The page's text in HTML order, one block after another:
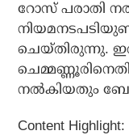
റോസ് പരാതി
ചെയ്തിരുന്നു.
നൽകിയതും
Content